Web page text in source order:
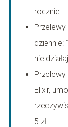
rocznie.
Przelewy
dziennie:
nie
Elixir,
5 zł.